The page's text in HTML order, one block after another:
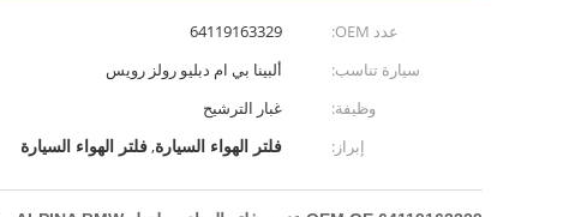
عدد OEM: 64119163329
سيارة تناسب:
ألبينا بي ام دبليو رولز رويس
وظيفة:
غبار الترشيح
إبراز:
فلتر الهواء السيارة,فلتر الهواء السيارة